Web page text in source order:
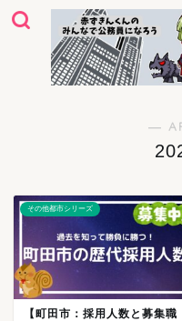
―
その他都市シリーズ
【町田市：採用人数と募集職